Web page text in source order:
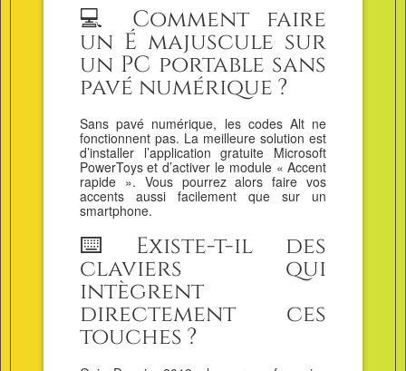
💻 Comment faire
un É majuscule sur
un PC portable sans
pavé numérique ?
Sans pavé numérique, les codes Alt ne
fonctionnent pas. La meilleure solution est
d’installer l’application gratuite Microsoft
PowerToys et d’activer le module « Accent
rapide ». Vous pourrez alors faire vos
accents aussi facilement que sur un
smartphone.
⌨️ Existe-t-il des
claviers qui
intègrent
directement ces
touches ?